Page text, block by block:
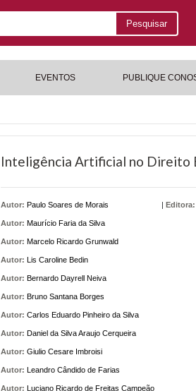
Pesquisar
EVENTOS PUBLIQUE
Inteligência Artificial no Direito
Autor: Paulo Soares de Morais
Autor: Maurício Faria da Silva
Autor: Marcelo Ricardo Grunwald
Autor: Lis Caroline Bedin
Autor: Bernardo Dayrell Neiva
Autor: Bruno Santana Borges
Autor: Carlos Eduardo Pinheiro da Silva
Autor: Daniel da Silva Araujo Cerqueira
Autor: Giulio Cesare Imbroisi
Autor: Leandro Cândido de Farias
Autor: Luciano Ricardo de Freitas Campeão
| Editora: